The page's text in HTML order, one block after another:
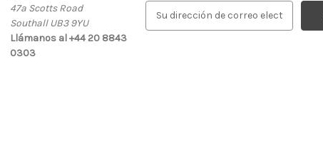
47a Scotts Road
Southall UB3 9YU
Llámanos al +44 20 8843
0303